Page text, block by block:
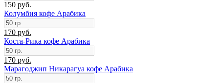
150 руб.
Колумбия кофе Арабика
170 руб.
Коста-Рика кофе Арабика
170 руб.
Марагоджип Никарагуа кофе Арабика